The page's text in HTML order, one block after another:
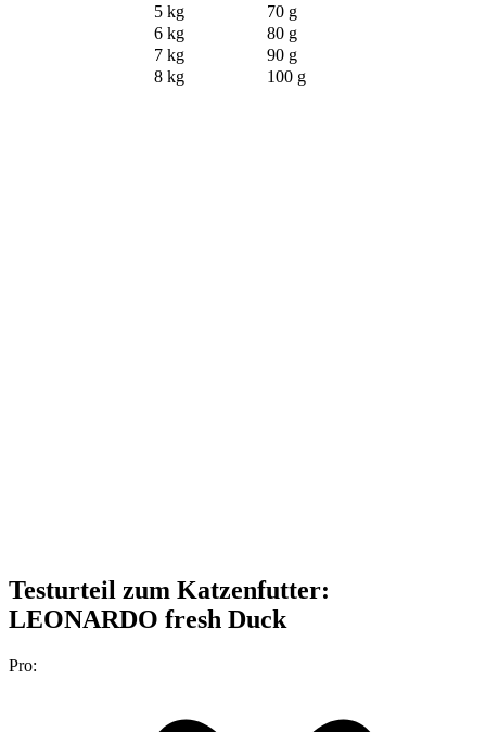
5 kg
70 g
6 kg
80 g
7 kg
90 g
8 kg
100 g
Testurteil zum Katzenfutter:
LEONARDO fresh Duck
Pro: